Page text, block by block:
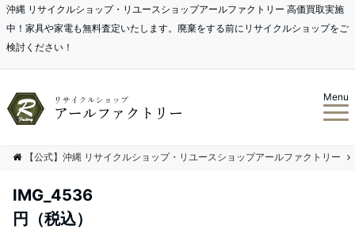
沖縄 リサイクルショップ・リユースショップアールファクトリー 高価買取実施
中！家具や家電も無料査定いたします。廃棄をする前にリサイクルショップをご
検討ください！
Menu
【公式】沖縄 リサイクルショップ・リユースショップアールファクトリー
IMG_4536
円（税込）